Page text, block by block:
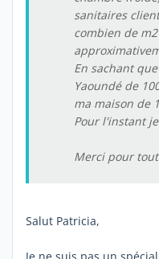
sanitaires
combien de
En sachant
Yaoundé de
ma maison de
Pour l'instant
Merci pour
Salut Patricia,